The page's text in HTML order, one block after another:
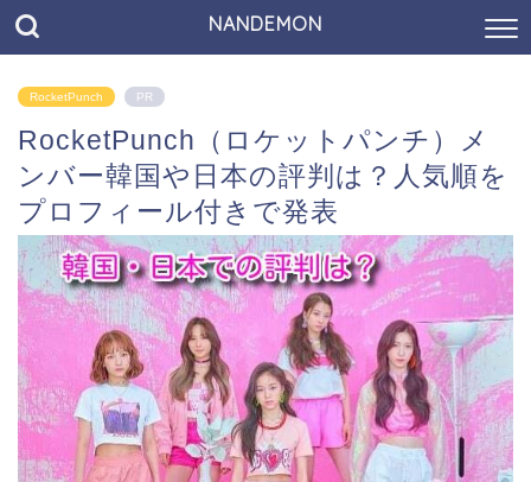
NANDEMON
RocketPunch PR
RocketPunch（ロケットパンチ）メ
ンバー韓国や日本の評判は？人気順を
プロフィール付きで発表